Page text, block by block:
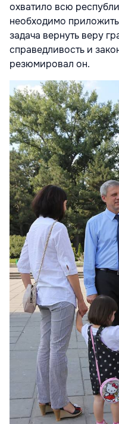
охватило всю
необходимо
задача вернуть веру
справедливость и
резюмировал он.